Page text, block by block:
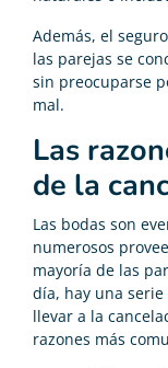
Además, el
las parejas se
sin preocuparse
mal.
Las
de la
Las bodas son
numerosos
mayoría de las
día, hay una
llevar a la
razones más